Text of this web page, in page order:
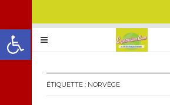
Ouvrir la barre d’outils
ÉTIQUETTE : NORVÈGE